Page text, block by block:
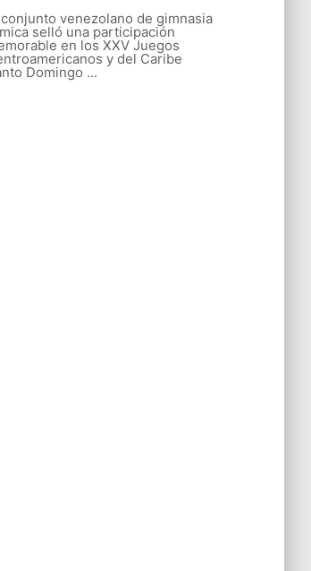
conjunto venezolano de gimnasia
selló una participación
en los XXV Juegos
y del Caribe
Domingo ...